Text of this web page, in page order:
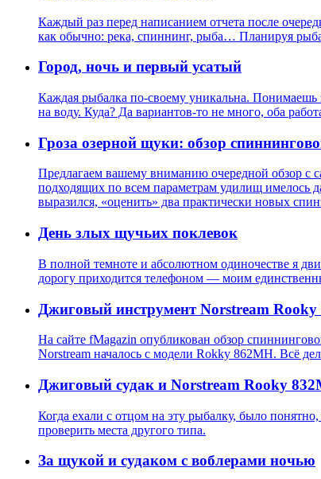
Каждый раз перед написанием отчета после
как обычно: река, спиннинг, рыба… Планируя
Город, ночь и первый усатый
Каждая рыбалка по-своему уникальна. Понимаешь
на воду. Куда? Да вариантов-то не много, оба
Гроза озерной щуки: обзор
Предлагаем вашему вниманию очередной обзор с
подходящих по всем параметрам удилищ имелось
выразился, «оценить» два практически новых
День злых щучьих поклевок
В полной темноте и абсолютном одиночестве я
дорогу приходится телефоном — моим
Джиговый инструмент Norstream Rooky
На сайте fMagazin опубликован обзор
Norstream началось с модели Rokky 862MH. Всё
Джиговый судак и Norstream Rooky
Когда ехали с отцом на эту рыбалку, было
проверить места другого типа.
За щукой и судаком с воблерами ночью